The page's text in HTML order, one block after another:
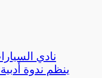
نادي
ينظم ندوة